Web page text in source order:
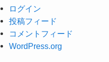
ログイン
投稿フィード
コメントフィード
WordPress.org